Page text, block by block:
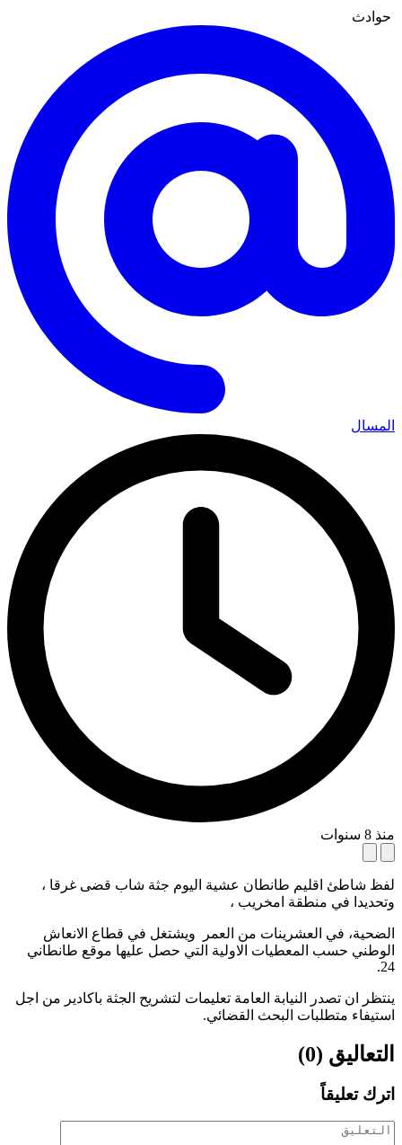
حوادث
المسال
منذ 8 سنوات
لفظ شاطئ اقليم طانطان عشية اليوم جثة شاب قضى غرقا ،
وتحديدا في منطقة امخريب ،
الضحية، في العشرينات من العمر ويشتغل في قطاع الانعاش
الوطني حسب المعطيات الاولية التي حصل عليها موقع طانطاني
24.
ينتظر ان تصدر النيابة العامة تعليمات لتشريح الجثة باكادير من اجل
استيفاء متطلبات البحث القضائي.
التعاليق (0)
اترك تعليقاً